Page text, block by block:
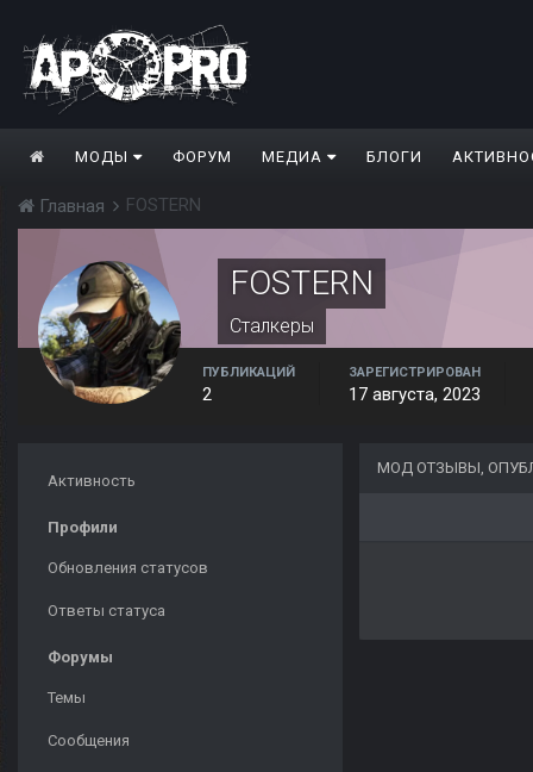
МОДЫ ФОРУМ МЕДИА БЛОГИ
Главная FOSTERN
FOSTERN
Сталкеры
ПУБЛИКАЦИЙ
2
ЗАРЕГИСТРИРОВАН
17 августа, 2023
Активность
Профили
Обновления статусов
Ответы статуса
Форумы
Темы
Сообщения
МОД ОТЗЫВЫ,